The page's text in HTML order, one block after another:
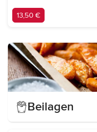
13,50 €
Beilagen